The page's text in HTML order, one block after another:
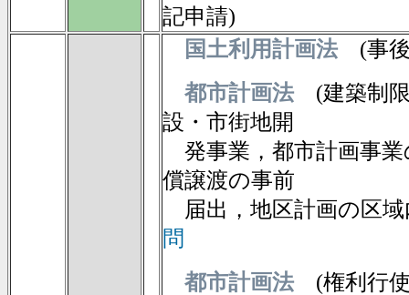
記申請)
国土利用計画法 (事
都市計画法(建築制限
設・市街地開
発事業，都市計画事業
償譲渡の事前
届出，地区計画の区
問
都市計画法(権利行使